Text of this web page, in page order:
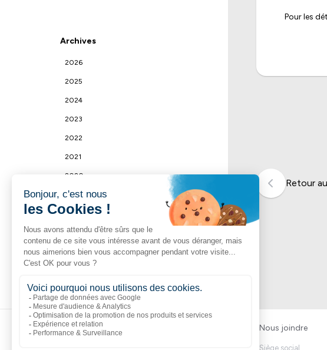
Archives
2026
2025
2024
2023
2022
2021
2020
2019
2018
2017
2016
Pour les
Retour
Liens populaires Nous joindre
Siège social